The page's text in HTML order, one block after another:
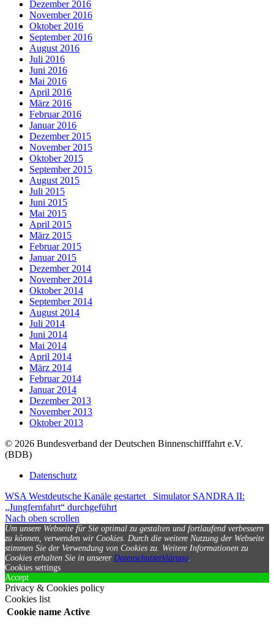
Dezember 2016
November 2016
Oktober 2016
September 2016
August 2016
Juli 2016
Juni 2016
Mai 2016
April 2016
März 2016
Februar 2016
Januar 2016
Dezember 2015
November 2015
Oktober 2015
September 2015
August 2015
Juli 2015
Juni 2015
Mai 2015
April 2015
März 2015
Februar 2015
Januar 2015
Dezember 2014
November 2014
Oktober 2014
September 2014
August 2014
Juli 2014
Juni 2014
Mai 2014
April 2014
März 2014
Februar 2014
Januar 2014
Dezember 2013
November 2013
Oktober 2013
© 2026 Bundesverband der Deutschen Binnenschifffahrt e.V.
(BDB)
Datenschutz
WSA Westdeutsche Kanäle gestartet
Simulator SANDRA II:
„Jungfernfahrt“ durchgeführt
Nach oben scrollen
Um unsere Webseite für Sie optimal zu gestalten und fortlaufend verbessern
zu können, verwenden wir Cookies. Durch die weitere Nutzung der Webseite
stimmen Sie der Verwendung von Cookies zu. Weitere Informationen zu
Cookies erhalten Sie in unserer Datenschutzerklärung.
Cookies settings
Accept
Privacy & Cookies policy
Cookies list
Cookie name Active